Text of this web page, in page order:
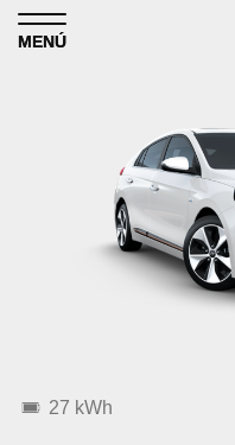
Skip to content
MENÚ
27 kWh